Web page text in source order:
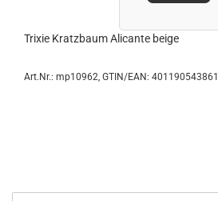
Trixie Kratzbaum Alicante beige
Art.Nr.: mp10962 GTIN/EAN: